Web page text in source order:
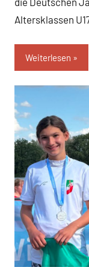
Altersklassen
Weiterlesen